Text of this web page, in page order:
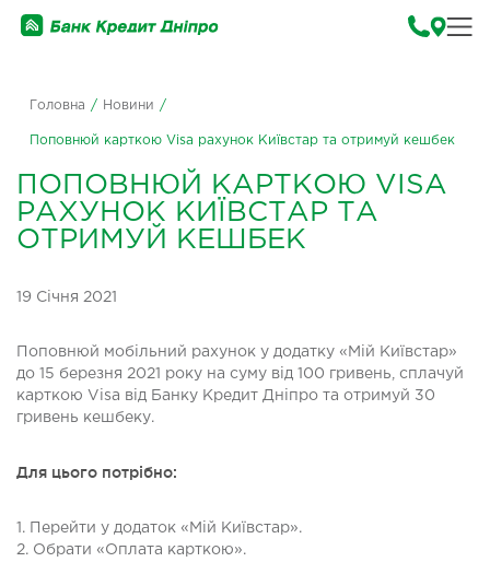
Головна / Новини /
Поповнюй карткою Visa рахунок Київстар та отримуй кешбек
ПОПОВНЮЙ КАРТКОЮ VISA
РАХУНОК КИЇВСТАР ТА
ОТРИМУЙ КЕШБЕК
19 Січня 2021
Поповнюй мобільний рахунок у додатку «Мій Київстар»
до 15 березня 2021 року на суму від 100 гривень, сплачуй
карткою Visa від Банку Кредит Дніпро та отримуй 30
гривень кешбеку.
Для цього потрібно:
1. Перейти у додаток «Мій Київстар».
2. Обрати «Оплата карткою».